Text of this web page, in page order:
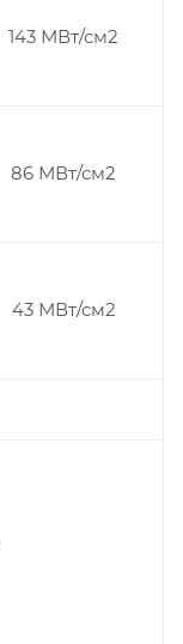
143 МВт/см2
86 МВт/см2
43 МВт/см2